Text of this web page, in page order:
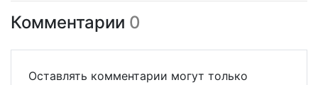
Комментарии 0
Оставлять комментарии могут только